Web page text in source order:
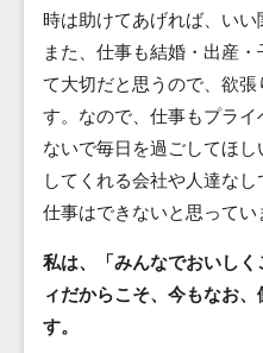
時は助けてあげれば、いい
また、仕事も結婚・出産
て大切だと思うので、欲
す。なので、仕事もプラ
ないで毎日を過ごしてほ
してくれる会社や人達な
仕事はできないと思ってい
私は、「みんなでおいし
ィだからこそ、今もなお
す。